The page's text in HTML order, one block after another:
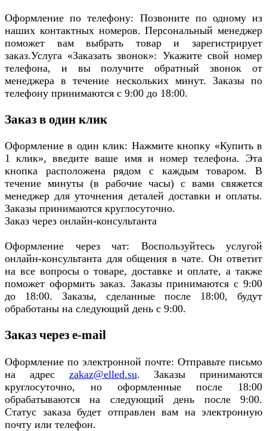
Оформление по телефону: Позвоните по одному из
наших контактных номеров. Персональный менеджер
поможет вам выбрать товар и зарегистрирует
заказ.Услуга «Заказать звонок»: Укажите свой номер
телефона, и вы получите обратный звонок от
менеджера в течение нескольких минут. Заказы по
телефону принимаются с 9:00 до 18:00.
Заказ в один клик
Оформление в один клик: Нажмите кнопку «Купить в
1 клик», введите ваше имя и номер телефона. Эта
кнопка расположена рядом с каждым товаром. В
течение минуты (в рабочие часы) с вами свяжется
менеджер для уточнения деталей доставки и оплаты.
Заказы принимаются круглосуточно.
Заказ через онлайн-консультанта
Оформление через чат: Воспользуйтесь услугой
онлайн-консультанта для общения в чате. Он ответит
на все вопросы о товаре, доставке и оплате, а также
поможет оформить заказ. Заказы принимаются с 9:00
до 18:00. Заказы, сделанные после 18:00, будут
обработаны на следующий день с 9:00.
Заказ через e-mail
Оформление по электронной почте: Отправьте письмо
на адрес zakaz@elled.su. Заказы принимаются
круглосуточно, но оформленные после 18:00
обрабатываются на следующий день после 9:00.
Статус заказа будет отправлен вам на электронную
почту или телефон.